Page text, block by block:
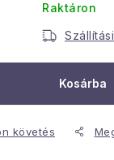
/ visszaadni az
Raktáron
Kosárba
követés